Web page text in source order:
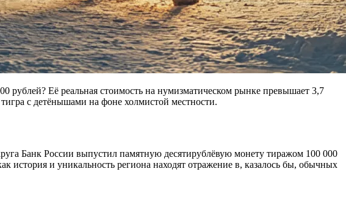
рублей? Её реальная стоимость на нумизматическом рынке превышает 3,7
с детёнышами на фоне холмистой местности.
Банк России выпустил памятную десятирублёвую монету тиражом 100 000
история и уникальность региона находят отражение в, казалось бы, обычных